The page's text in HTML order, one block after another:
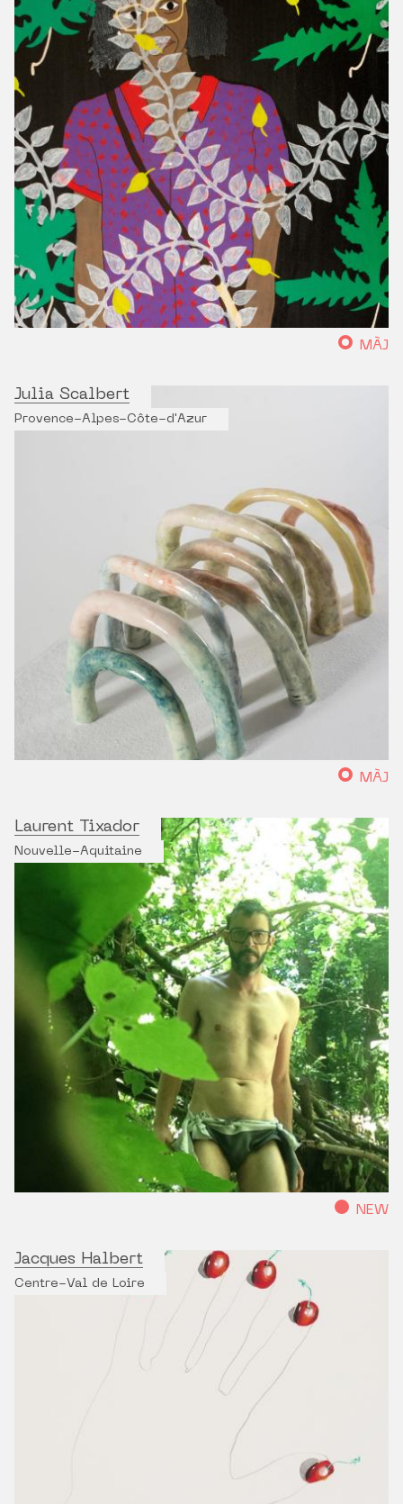
MÀJ
Julia Scalbert
Provence-Alpes-Côte-d'Azur
MÀJ
Laurent Tixador
Nouvelle-Aquitaine
NEW
Jacques Halbert
Centre-Val de Loire